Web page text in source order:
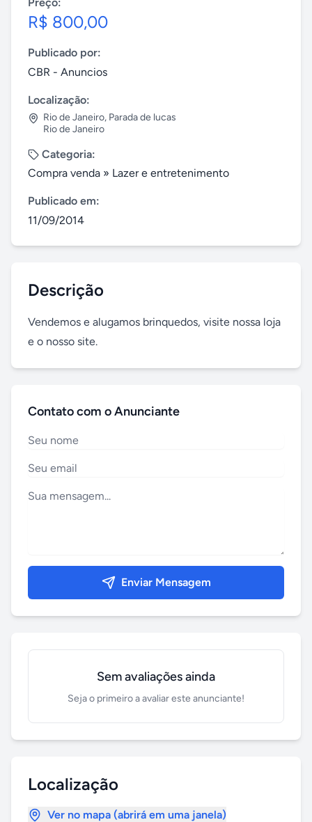
R$ 800,00
Publicado por:
CBR - Anuncios
Localização:
Rio de Janeiro, Parada de lucas
Rio de Janeiro
Categoria:
Compra venda » Lazer e entretenimento
Publicado em:
11/09/2014
Descrição
Vendemos e alugamos brinquedos, visite nossa loja
e o nosso site.
Contato com o Anunciante
Enviar Mensagem
Sem avaliações ainda
Seja o primeiro a avaliar este anunciante!
Localização
Ver no mapa (abrirá em uma janela)